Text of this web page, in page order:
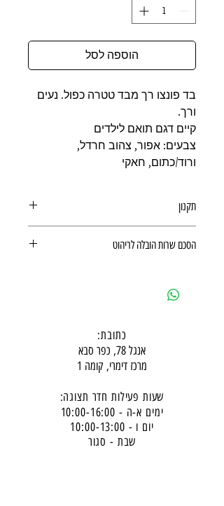
הוספה לסל
בד פונצו רך מבד טטרה כפול. נעים
ורך.
קיים דגם תואם לילדים
צבעים: אפור, צהוב חרדל,
ורוד/כתום, חאקי
תקנון
הסכם שרות הובלה לריהוט
כתובת:
אנגל 78, כפר סבא
מרכז דימרי, קומה 1
שעות פעילות חדר תצוגה:
ימים א-ה - 10:00-16: 00
יום ו - 10:00-13:00
שבת - סגור